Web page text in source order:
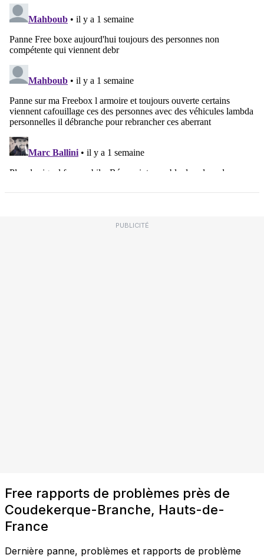
PUBLICITÉ
Free rapports de problèmes près de
Coudekerque-Branche, Hauts-de-
France
Dernière panne, problèmes et rapports de problème